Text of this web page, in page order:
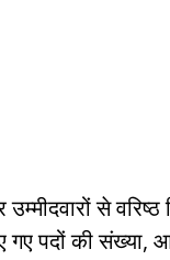
से वरिष्ठ
पदों की संख्या,